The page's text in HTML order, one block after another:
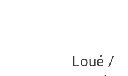
Loué /